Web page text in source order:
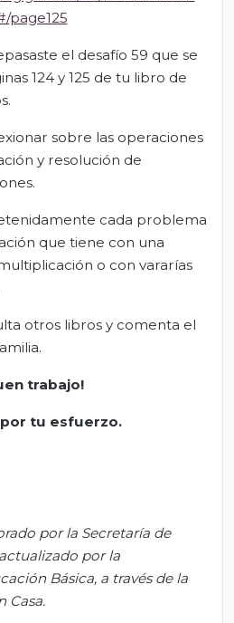
page125
el desafío 59 que se
124 y 125 de tu libro de
sobre las operaciones
y resolución de
cada problema
que tiene con una
o con vararías
otros libros y comenta el
trabajo!
por tu esfuerzo.
por la Secretaría de
por la
Básica, a través de la
Casa.